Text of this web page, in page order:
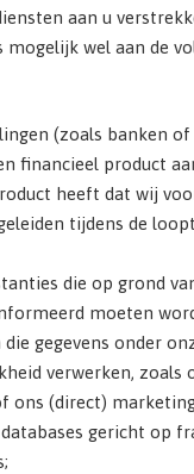
aan u
mogelijk wel aan de
(zoals banken of
financieel product
heeft dat wij
tijdens de
die op grond
moeten
gegevens onder
verwerken, zoals
ons (direct)
gericht op